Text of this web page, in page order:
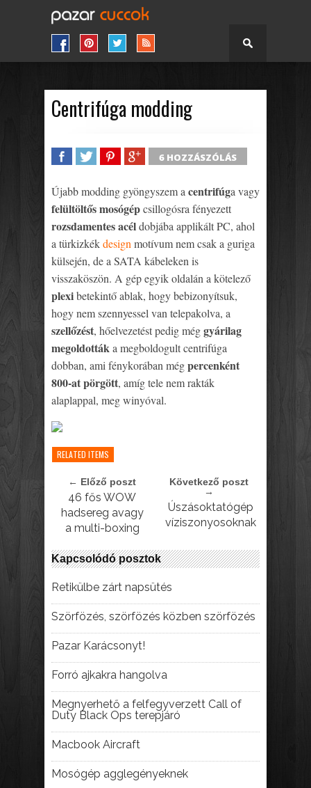
Centrifúga modding
6 HOZZÁSZÓLÁS
Újabb modding gyöngyszem a centrifúga vagy
felültöltős mosógépcsillogósra fényezett
rozsdamentes acéldobjába applikált PC, ahol
a türkizkékdesign motívum nem csak a guriga
külsején, de a SATA kábeleken is
visszaköszön. A gép egyik oldalán a kötelező
plexibetekintő ablak, hogy bebizonyítsuk,
hogy nem szennyessel van telepakolva, a
szellőzést, hőelvezetést pedig méggyárilag
megoldottáka megboldogult centrifúga
dobban, ami fénykorában mégpercenként
800-at pörgött, amíg tele nem rakták
alaplappal, meg winyóval.
RELATED ITEMS
← Előző poszt
46 fős WOW
hadsereg avagy
a multi-boxing
Következő poszt
→
Úszásoktatógép
víziszonyosoknak
Kapcsolódó posztok
Retikülbe zárt napsütés
Szörfözés, szörfözés közben szörfözés
Pazar Karácsonyt!
Forró ajkakra hangolva
Megnyerhető a felfegyverzett Call of
Duty Black Ops terepjáró
Macbook Aircraft
Mosógép agglegényeknek